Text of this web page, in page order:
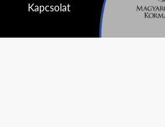
Kapcsolat